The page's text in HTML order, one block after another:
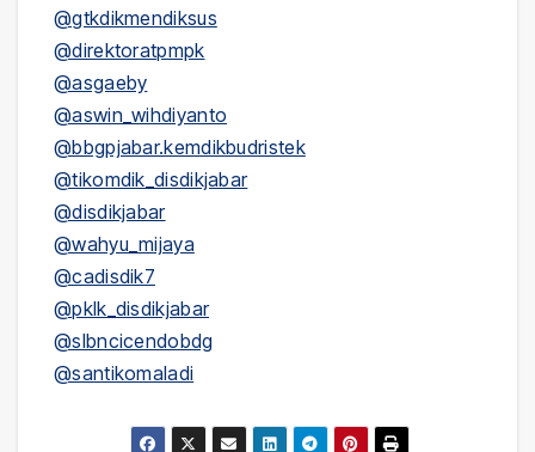
@gtkdikmendiksus
@direktoratpmpk
@asgaeby
@aswin_wihdiyanto
@bbgpjabar.kemdikbudristek
@tikomdik_disdikjabar
@disdikjabar
@wahyu_mijaya
@cadisdik7
@pklk_disdikjabar
@slbncicendobdg
@santikomaladi